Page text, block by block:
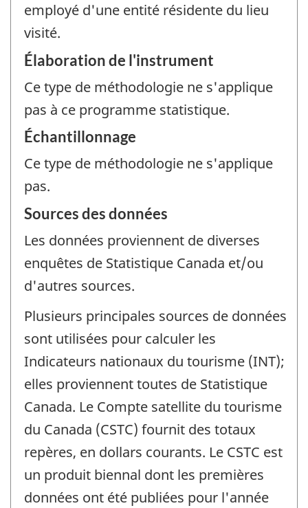
employé d'une entité résidente du lieu
visité.
Élaboration de l'instrument
Ce type de méthodologie ne s'applique
pas à ce programme statistique.
Échantillonnage
Ce type de méthodologie ne s'applique
pas.
Sources des données
Les données proviennent de diverses
enquêtes de Statistique Canada et/ou
d'autres sources.
Plusieurs principales sources de données
sont utilisées pour calculer les
Indicateurs nationaux du tourisme (INT);
elles proviennent toutes de Statistique
Canada. Le Compte satellite du tourisme
du Canada (CSTC) fournit des totaux
repères, en dollars courants. Le CSTC est
un produit biennal dont les premières
données ont été publiées pour l'année